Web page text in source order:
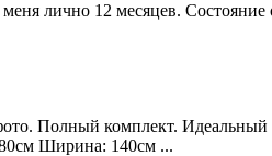
лично 12 месяцев.
Полный комплект.
Ширина: 140см ...